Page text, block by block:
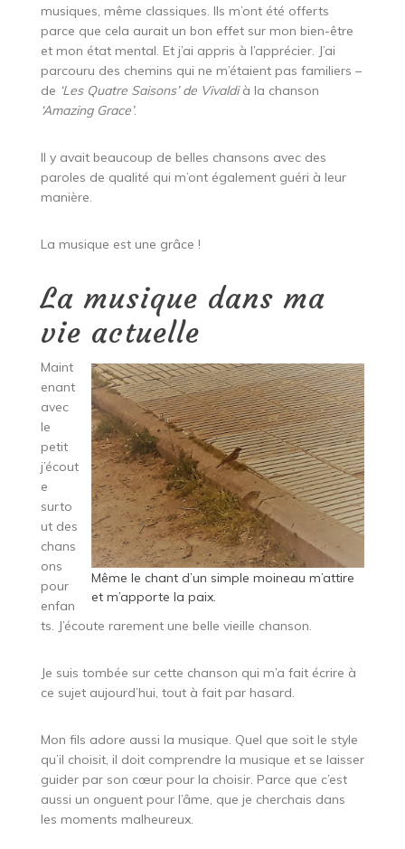
musiques, même classiques. Ils m’ont été offerts
parce que cela aurait un bon effet sur mon bien-être
et mon état mental. Et j’ai appris à l’apprécier. J’ai
parcouru des chemins qui ne m’étaient pas familiers –
de ‘Les Quatre Saisons’ de Vivaldià la chanson
‘Amazing Grace’.
Il y avait beaucoup de belles chansons avec des
paroles de qualité qui m’ont également guéri à leur
manière.
La musique est une grâce !
La musique dans ma
vie actuelle
Même le chant d’un simple moineau m’attire
et m’apporte la paix.
Maint
enant
avec
le
petit
j’écout
e
surto
ut des
chans
ons
pour
enfan
ts. J’écoute rarement une belle vieille chanson.
Je suis tombée sur cette chanson qui m’a fait écrire à
ce sujet aujourd’hui, tout à fait par hasard.
Mon fils adore aussi la musique. Quel que soit le style
qu’il choisit, il doit comprendre la musique et se laisser
guider par son cœur pour la choisir. Parce que c’est
aussi un onguent pour l’âme, que je cherchais dans
les moments malheureux.